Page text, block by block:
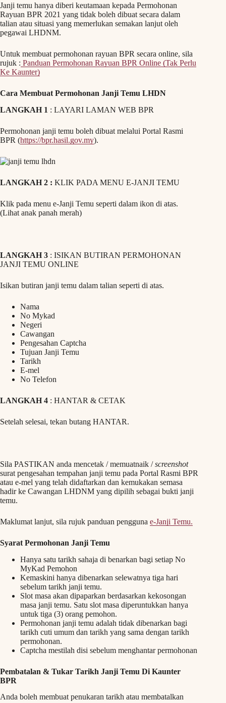
Janji temu hanya diberi keutamaan kepada Permohonan
Rayuan BPR 2021 yang tidak boleh dibuat secara dalam
talian atau situasi yang memerlukan semakan lanjut oleh
pegawai LHDNM.
Untuk membuat permohonan rayuan BPR secara online, sila
rujuk : Panduan Permohonan Rayuan BPR Online (Tak Perlu
Ke Kaunter)
Cara Membuat Permohonan Janji Temu LHDN
LANGKAH 1 : LAYARI LAMAN WEB BPR
Permohonan janji temu boleh dibuat melalui Portal Rasmi
BPR (https://bpr.hasil.gov.my).
LANGKAH 2 : KLIK PADA MENU E-JANJI TEMU
Klik pada menu e-Janji Temu seperti dalam ikon di atas.
(Lihat anak panah merah)
LANGKAH 3 : ISIKAN BUTIRAN PERMOHONAN
JANJI TEMU ONLINE
Isikan butiran janji temu dalam talian seperti di atas.
Nama
No Mykad
Negeri
Cawangan
Pengesahan Captcha
Tujuan Janji Temu
Tarikh
E-mel
No Telefon
LANGKAH 4 : HANTAR & CETAK
Setelah selesai, tekan butang HANTAR.
Sila PASTIKAN anda mencetak / memuatnaik /screenshot
surat pengesahan tempahan janji temu pada Portal Rasmi BPR
atau e-mel yang telah didaftarkan dan kemukakan semasa
hadir ke Cawangan LHDNM yang dipilih sebagai bukti janji
temu.
Maklumat lanjut, sila rujuk panduan pengguna e-Janji Temu.
Syarat Permohonan Janji Temu
Hanya satu tarikh sahaja di benarkan bagi setiap No
MyKad Pemohon
Kemaskini hanya dibenarkan selewatnya tiga hari
sebelum tarikh janji temu.
Slot masa akan dipaparkan berdasarkan kekosongan
masa janji temu. Satu slot masa diperuntukkan hanya
untuk tiga (3) orang pemohon.
Permohonan janji temu adalah tidak dibenarkan bagi
tarikh cuti umum dan tarikh yang sama dengan tarikh
permohonan.
Captcha mestilah disi sebelum menghantar permohonan
Pembatalan & Tukar Tarikh Janji Temu Di Kaunter
BPR
Anda boleh membuat penukaran tarikh atau membatalkan